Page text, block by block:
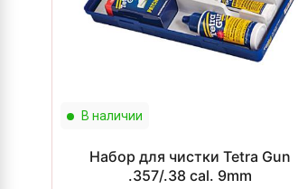
В наличии
Набор для чистки Tetra Gun
.357/.38 cal. 9mm